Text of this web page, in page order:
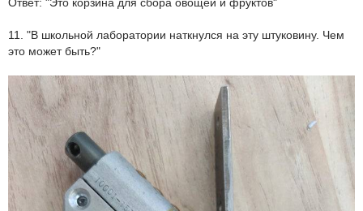
11. "В школьной лаборатории наткнулся на эту штуковину. Чем
это может быть?"